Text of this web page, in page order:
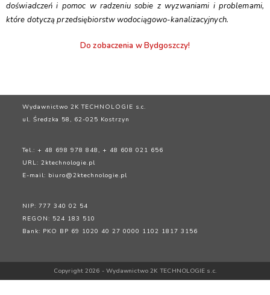
doświadczeń i pomoc w radzeniu sobie z wyzwaniami i problemami,
które dotyczą przedsiębiorstw wodociągowo-kanalizacyjnych.
Do zobaczenia w Bydgoszczy!
Wydawnictwo 2K TECHNOLOGIE s.c.
ul. Średzka 58, 62-025 Kostrzyn
Tel.: + 48 698 978 848, + 48 608 021 656
URL:2ktechnologie.pl
E-mail: biuro@2ktechnologie.pl
NIP: 777 340 02 54
REGON: 524 183 510
Bank: PKO BP 69 1020 40 27 0000 1102 1817 3156
Copyright 2026 - Wydawnictwo 2K TECHNOLOGIE s.c.